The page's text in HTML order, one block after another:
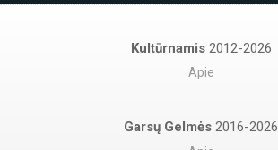
Kultūrnamis 2012-2026
Apie
Garsų Gelmės 2016-2026